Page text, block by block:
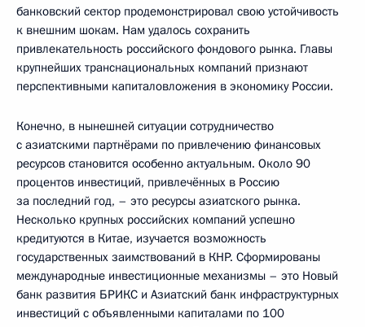
банковский сектор продемонстрировал свою устойчивость
к внешним шокам. Нам удалось сохранить
привлекательность российского фондового рынка. Главы
крупнейших транснациональных компаний признают
перспективными капиталовложения в экономику России.
Конечно, в нынешней ситуации сотрудничество
с азиатскими партнёрами по привлечению финансовых
ресурсов становится особенно актуальным. Около 90
процентов инвестиций, привлечённых в Россию
за последний год, – это ресурсы азиатского рынка.
Несколько крупных российских компаний успешно
кредитуются в Китае, изучается возможность
государственных заимствований в КНР. Сформированы
международные инвестиционные механизмы – это Новый
банк развития БРИКС и Азиатский банк инфраструктурных
инвестиций с объявленными капиталами по 100